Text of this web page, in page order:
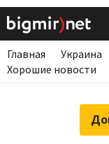
Главная Украина
Хорошие новости